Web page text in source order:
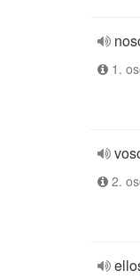
1.
2.